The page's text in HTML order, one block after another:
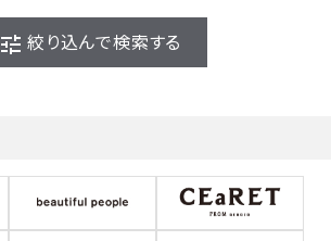
tune 絞り込んで検索する